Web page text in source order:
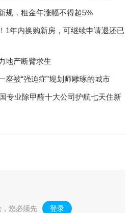
规，租金年涨幅不得超5%
1年内换购新房，可继续申请退还已
地产断臂求生
座被“强迫症”规划师雕琢的城市
专业除甲醛十大公司护航七天住新
您必须先 登录 。